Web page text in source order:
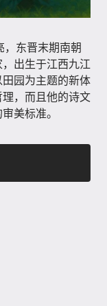
，东晋末期南朝
出生于江西九江
园为主题的新体
，而且他的诗文
美标准。